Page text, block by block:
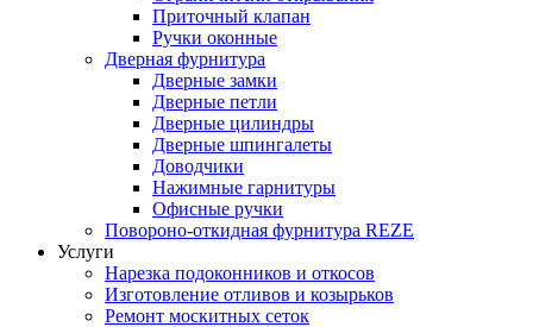
Приточный клапан
Ручки оконные
Дверная фурнитура
Дверные замки
Дверные петли
Дверные цилиндры
Дверные шпингалеты
Доводчики
Нажимные гарнитуры
Офисные ручки
Повороно-откидная фурнитура REZE
Услуги
Нарезка подоконников и откосов
Изготовление отливов и козырьков
Ремонт москитных сеток